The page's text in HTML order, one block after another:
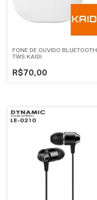
FONE DE OUVIDO BLUETOOTH
TWS KAIDI
R$70,00